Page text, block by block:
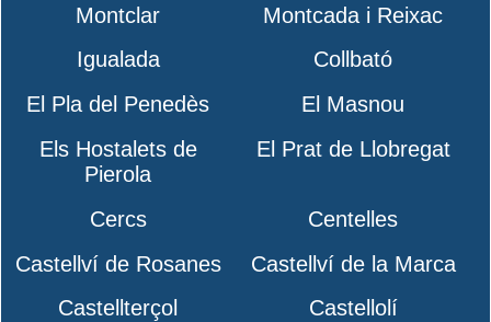
Montclar
Montcada i Reixac
Igualada
Collbató
El Pla del Penedès
El Masnou
Els Hostalets de
Pierola
El Prat de Llobregat
Cercs
Centelles
Castellví de Rosanes
Castellví de la Marca
Castellterçol
Castellolí